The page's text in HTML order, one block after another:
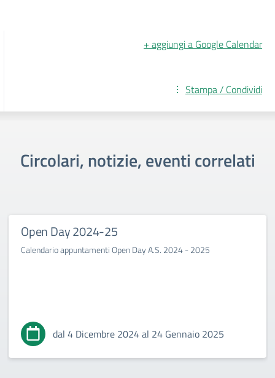
+ aggiungi a Google Calendar
Stampa / Condividi
Circolari, notizie, eventi correlati
Open Day 2024-25
Calendario appuntamenti Open Day A.S. 2024 - 2025
dal 4 Dicembre 2024 al 24 Gennaio 2025